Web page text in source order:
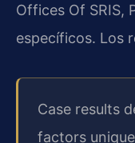
Offices Of SRIS,
específicos. Los
Case results
factors